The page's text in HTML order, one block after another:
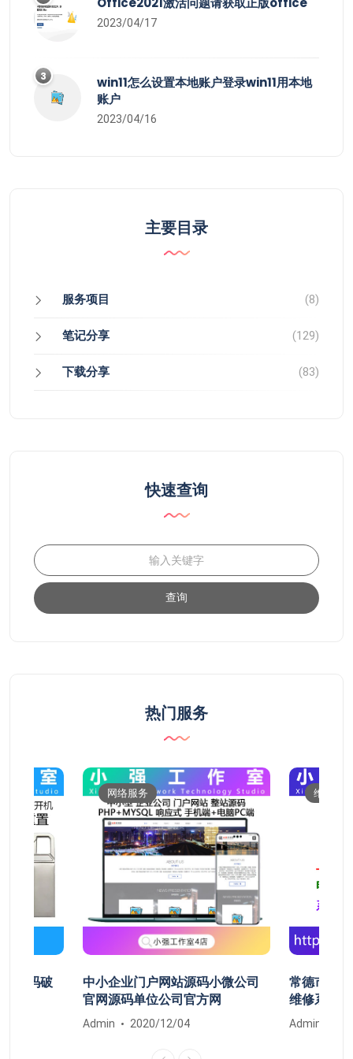
2023/04/17
3
win11怎么设置本地账户登录win11用本地
账户
2023/04/16
主要目录
服务项目 (8)
笔记分享 (129)
下载分享 (83)
快速查询
查询
热门服务
密码破
网络服务
中小企业门户网站源码小微公司
官网源码单位公司官方网
Admin 2020/12/04
维修服
常德市鼎
维修系统
Admin